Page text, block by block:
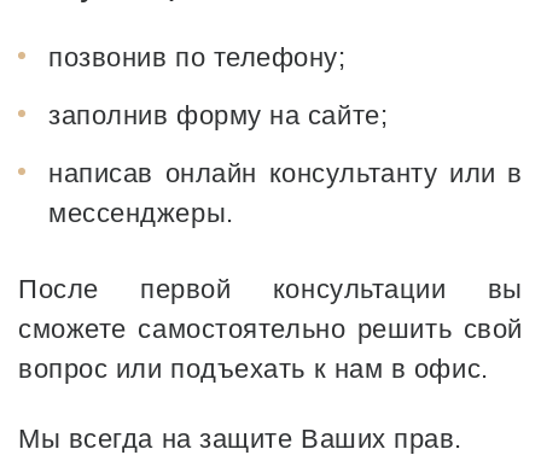
позвонив по телефону;
заполнив форму на сайте;
написав онлайн консультанту или в
мессенджеры.
После первой консультации вы
сможете самостоятельно решить свой
вопрос или подъехать к нам в офис.
Мы всегда на защите Ваших прав.